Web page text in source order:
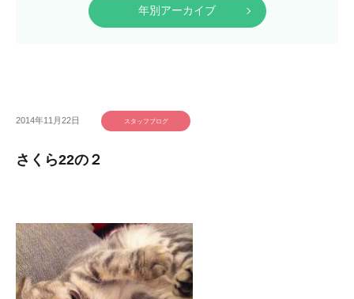
年別アーカイブ
2014年11月22日 スタッフブログ
さくら22の２